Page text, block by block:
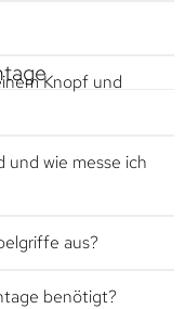
Knopf und
und wie messe ich
aus?
benötigt?